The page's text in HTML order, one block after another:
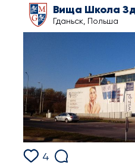
Гданьск, Польша
4